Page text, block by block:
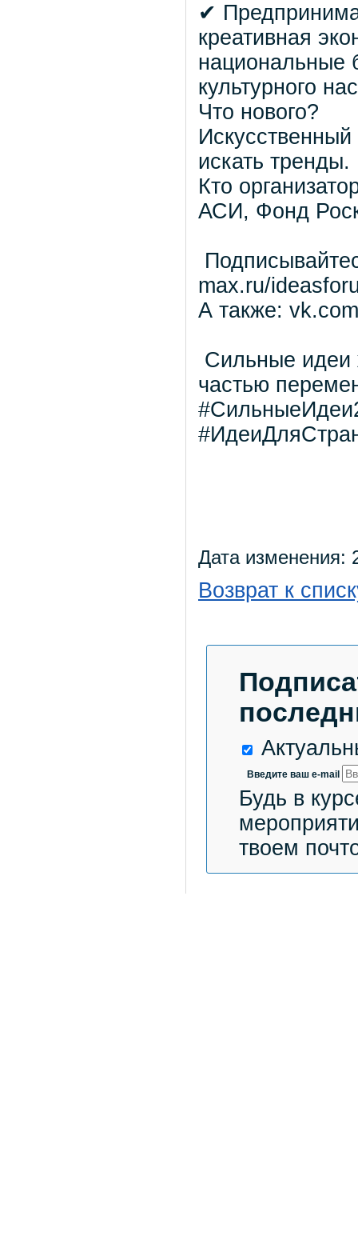
✔
креативная
национальные
культурного
Что нового?
искать тренды.
Кто
АСИ, Фонд
max.ru/
А также:
Сильные идеи
частью
Дата изменения:
Возврат к
Введите ваш e-mail
Будь в
твоем